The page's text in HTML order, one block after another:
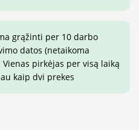
grąžinti per 10 darbo
datos (netaikoma
pirkėjas per visą laiką
kaip dvi prekes